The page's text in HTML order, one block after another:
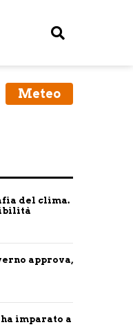
Meteo
del clima.
approva,
imparato a